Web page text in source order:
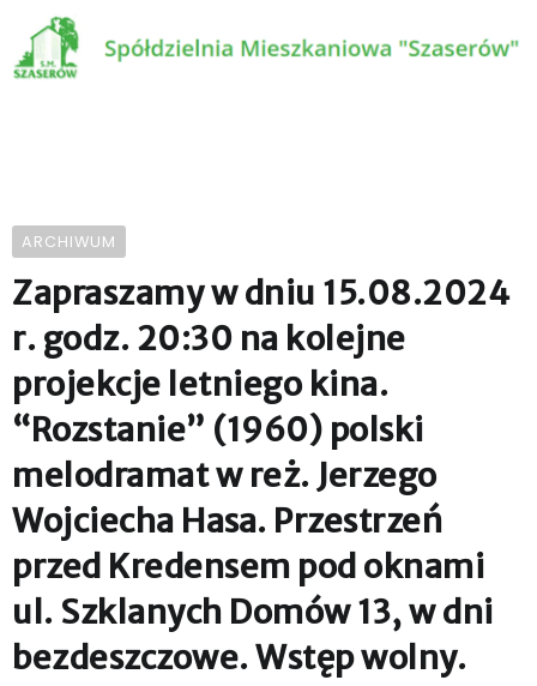
ARCHIWUM
Zapraszamy w dniu 15.08.2024
r. godz. 20:30 na kolejne
projekcje letniego kina.
“Rozstanie” (1960) polski
melodramat w reż. Jerzego
Wojciecha Hasa. Przestrzeń
przed Kredensem pod oknami
ul. Szklanych Domów 13, w dni
bezdeszczowe. Wstęp wolny.